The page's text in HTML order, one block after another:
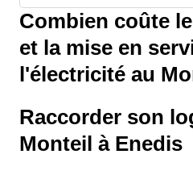
Combien coûte
et la mise en
l'électricité au
Raccorder son
Monteil à Enedis